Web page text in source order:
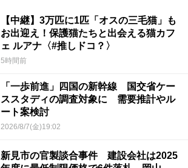
【中継】3万匹に1匹「オスの三毛猫」も
お出迎え！保護猫たちと出会える猫カフ
ェ ルアナ〈#推しドコ？〉
5時間前
「一歩前進」四国の新幹線 国交省ケー
ススタディの調査対象に 需要推計やル
ート案検討
2026/8/7(金)19:02
新見市の官製談合事件 建設会社は2025